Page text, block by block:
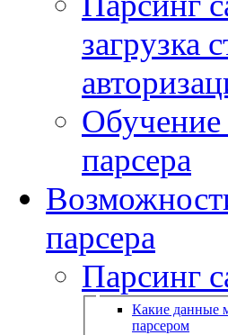
загрузка
Обучение
парсера
парсера
Парсинг
Какие данные
парсером